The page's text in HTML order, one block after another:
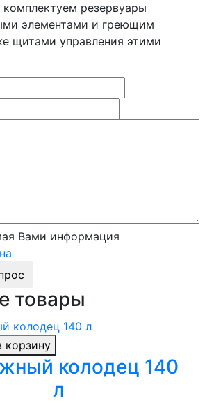
резервуары
элементами и греющим
щитами управления этими
Вами информация
товары
корзину
колодец 140
л